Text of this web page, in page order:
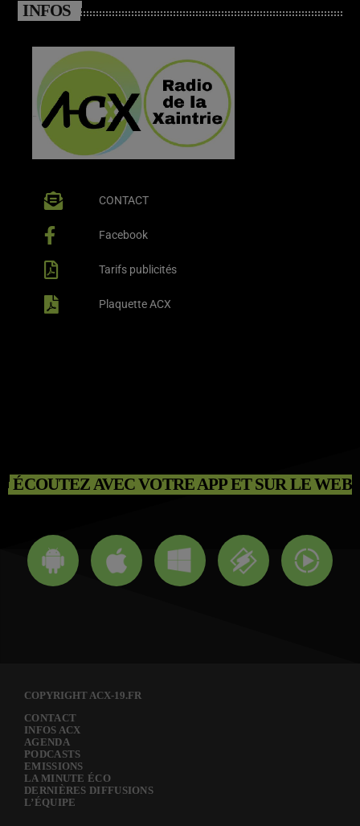
INFOS
CONTACT
Facebook
Tarifs publicités
Plaquette ACX
ÉCOUTEZ AVEC VOTRE APP ET SUR LE WEB
COPYRIGHT ACX-19.FR
CONTACT
INFOS ACX
AGENDA
PODCASTS
EMISSIONS
LA MINUTE ÉCO
DERNIÈRES DIFFUSIONS
L’ÉQUIPE